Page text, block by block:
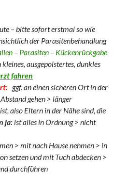
– bitte sofort erstmal so wie
der Parasitenbehandlung
– Parasiten – Kückenrückgabe
ausgepolstertes, dunkles
fahren
ggf. an einen sicheren Ort in der
gehen > länger
also Eltern in der Nähe sind, die
ja: ist alles in Ordnung > nicht
> mit nach Hause nehmen > in
setzen und mit Tuch abdecken >
durchführen